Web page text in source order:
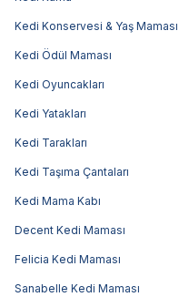
Kedi Konservesi & Yaş Maması
Kedi Ödül Maması
Kedi Oyuncakları
Kedi Yatakları
Kedi Tarakları
Kedi Taşıma Çantaları
Kedi Mama Kabı
Decent Kedi Maması
Felicia Kedi Maması
Sanabelle Kedi Maması